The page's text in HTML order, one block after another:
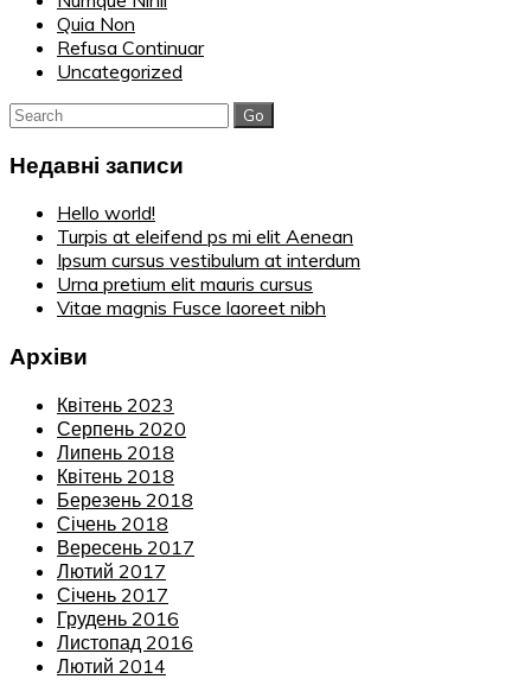
Quia Non
Refusa Continuar
Uncategorized
Search
for:
Недавні записи
Hello world!
Turpis at eleifend ps mi elit Aenean
Ipsum cursus vestibulum at interdum
Urna pretium elit mauris cursus
Vitae magnis Fusce laoreet nibh
Архіви
Квітень 2023
Серпень 2020
Липень 2018
Квітень 2018
Березень 2018
Січень 2018
Вересень 2017
Лютий 2017
Січень 2017
Грудень 2016
Листопад 2016
Лютий 2014